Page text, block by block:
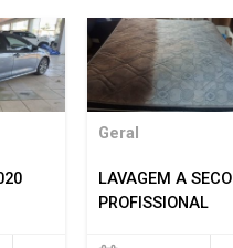
Geral
LAVAGEM A SECO
PROFISSIONAL